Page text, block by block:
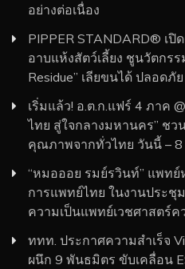
อย่างต่อเนื่อง
PIPPER STANDARD® เ
อาบแห้งสัตว์เลี้ยง ชูนวัตกร
Residue” เลียขนได้ ปลอดภั
เริ่มแล้ว! อ.ต.ก.แฟร์ 4 ภาค
ไทย สู่ใจกลางมหานคร” ช
คุณภาพจากทั่วไทย วันนี้ –
“หมอออย รมย์รวินท์” แพท
การแพทย์ไทย ในงานประชุ
ความเป็นแพทย์เวชศาสตร์ค
ททท. ประกาศความสำเร็จ
ผนึก 9 พันธมิตร ขับเคลื่อน